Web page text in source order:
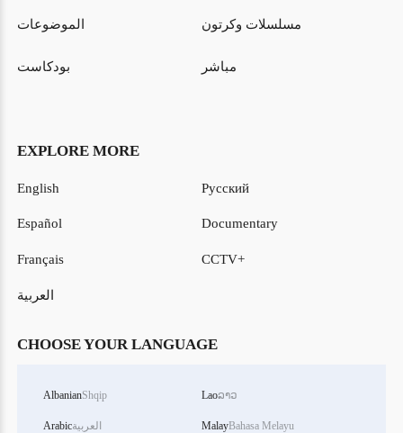
الموضوعات مسلسلات وكرتون
بودكاست مباشر
EXPLORE MORE
English
Español
Français
العربية
Русский
Documentary
CCTV+
CHOOSE YOUR LANGUAGE
AlbanianShqip
Arabicالعربية
Laoລາວ
MalayBahasa Melayu